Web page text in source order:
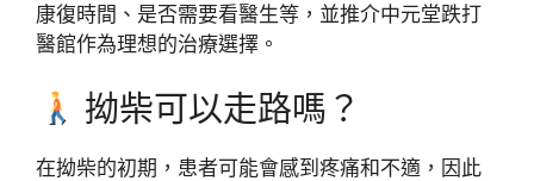
康復時間、是否需要看醫生等，並推介中元堂跌打
醫館作為理想的治療選擇。
拗柴可以走路嗎？
在拗柴的初期，患者可能會感到疼痛和不適，因此